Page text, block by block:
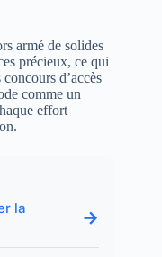
armé de solides
précieux, ce qui
d’accès
comme un
effort
la
→